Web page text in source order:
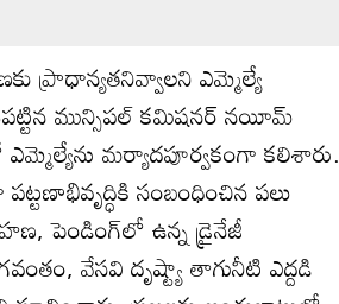
ప్రాధాన్యతనివ్వాలని ఎమ్మెల్యే
మున్సిపల్‌ కమిషనర్‌ నయీమ్‌
మర్యాదపూర్వకంగా కలిశారు.
సంబంధించిన పలు
పెండింగ్‌లో ఉన్న డ్రైనేజీ
వేసవి దృష్ట్యా తాగునీటి ఎద్దడి